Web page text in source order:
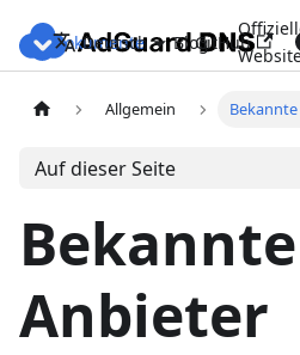
Dokumente Blog
Deutsch GitHub
Allgemein
Auf dieser Seite
Anbieter